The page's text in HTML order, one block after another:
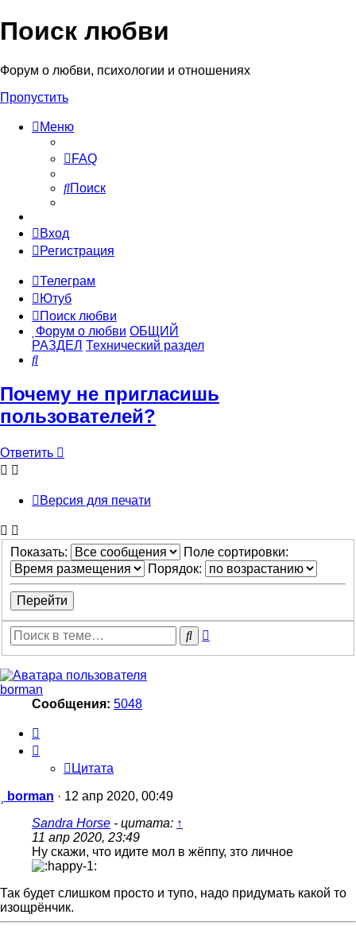
Поиск любви
Форум о любви, психологии и отношениях
Пропустить
Меню
FAQ
Поиск
Вход
Регистрация
Телеграм
Ютуб
Поиск любви
Форум о любви ОБЩИЙ
РАЗДЕЛ Технический раздел
Поиск
Почему не пригласишь
пользователей?
Ответить
Версия для печати
Показать:
Поле сортировки:
Порядок:
Поиск
borman
Сообщения: 5048
Цитата
Сообщение
borman · 12 апр 2020, 00:49
Sandra Horse - цитата: ↑
11 апр 2020, 23:49
Ну скажи, что идите мол в жёппу, зто личное
Так будет слишком просто и тупо, надо придумать какой то
изощрёнчик.